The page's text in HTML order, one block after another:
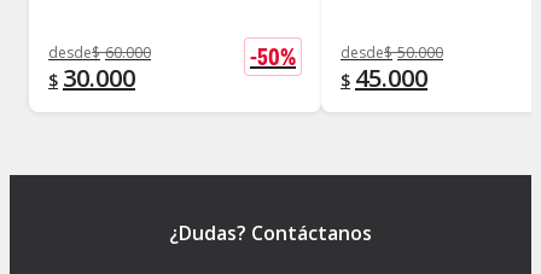
desde$ 60.000
$ 30.000
-50% desde$ 50.000
$ 45.000
¿Dudas? Contáctanos